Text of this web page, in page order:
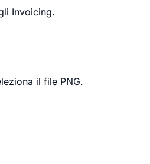
Invoicing.
il file PNG.